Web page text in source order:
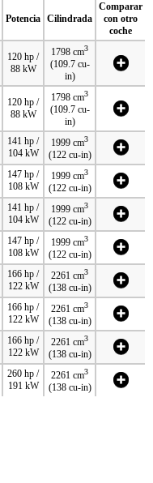
Potencia Cilindrada
Comparar
con otro
coche
120 hp /
88 kW
1798 cm3
(109.7 cu-
in)
120 hp /
88 kW
1798 cm3
(109.7 cu-
in)
141 hp /
104 kW
1999 cm3
(122 cu-in)
147 hp /
108 kW
1999 cm3
(122 cu-in)
141 hp /
104 kW
1999 cm3
(122 cu-in)
147 hp /
108 kW
1999 cm3
(122 cu-in)
166 hp /
122 kW
2261 cm3
(138 cu-in)
166 hp /
122 kW
2261 cm3
(138 cu-in)
166 hp /
122 kW
2261 cm3
(138 cu-in)
260 hp /
191 kW
2261 cm3
(138 cu-in)